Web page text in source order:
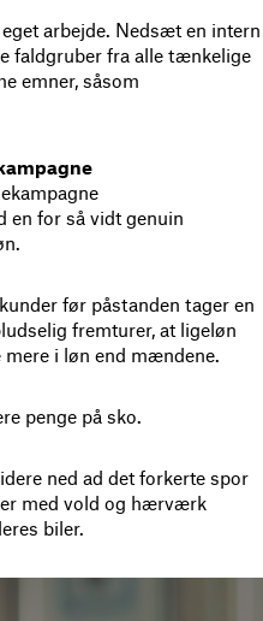
arbejde. Nedsæt en intern
faldgruber fra alle tænkelige
emner, såsom
en for så vidt genuin
før påstanden tager en
fremturer, at ligeløn
i løn end mændene.
penge på sko.
ned ad det forkerte spor
med vold og hærværk
biler.